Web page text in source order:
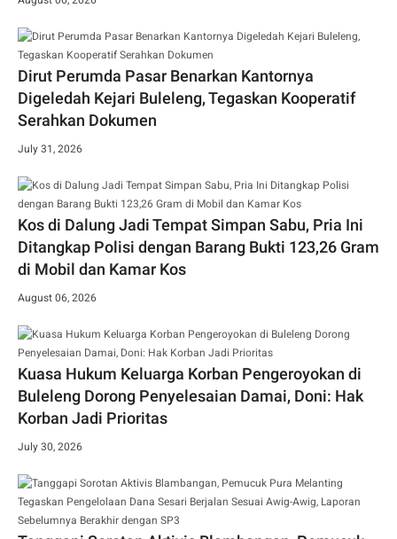
Dirut Perumda Pasar Benarkan Kantornya
Digeledah Kejari Buleleng, Tegaskan Kooperatif
Serahkan Dokumen
July 31, 2026
Kos di Dalung Jadi Tempat Simpan Sabu, Pria Ini
Ditangkap Polisi dengan Barang Bukti 123,26 Gram
di Mobil dan Kamar Kos
August 06, 2026
Kuasa Hukum Keluarga Korban Pengeroyokan di
Buleleng Dorong Penyelesaian Damai, Doni: Hak
Korban Jadi Prioritas
July 30, 2026